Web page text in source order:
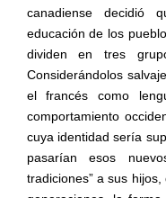
canadiense decidió
educación de los
dividen en tres
Considerándolos
el francés como
comportamiento
cuya identidad sería
pasarían esos
tradiciones” a sus